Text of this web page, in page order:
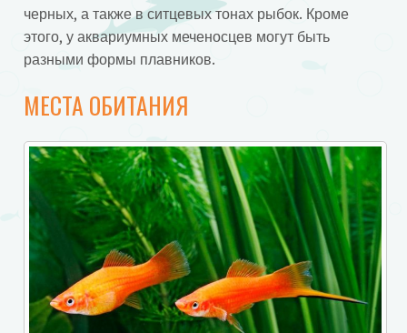
черных, а также в ситцевых тонах рыбок. Кроме
этого, у аквариумных меченосцев могут быть
разными формы плавников.
МЕСТА ОБИТАНИЯ